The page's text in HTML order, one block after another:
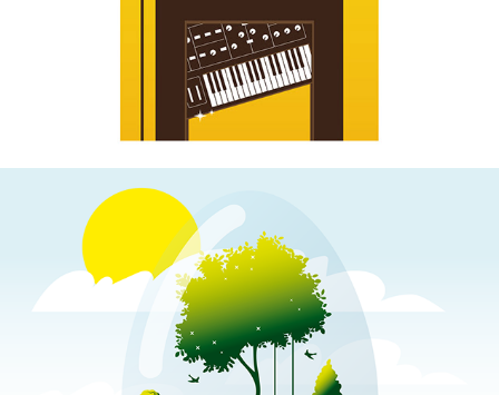
EASTER 2020 FOR
AKACJOWA